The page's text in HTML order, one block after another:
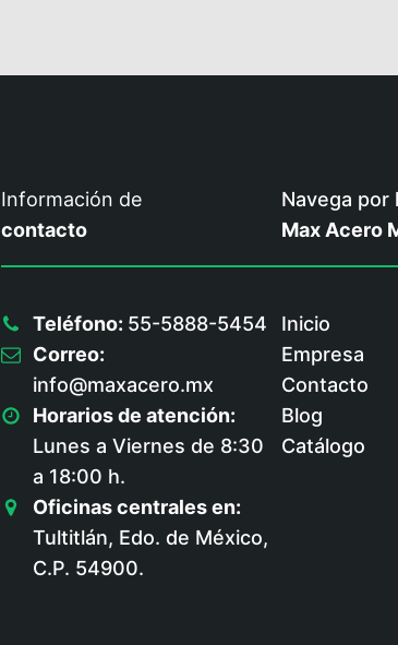
Información de
contacto
Teléfono: 55-5888-5454
Correo:
info@maxacero.mx
Horarios de atención:
Lunes a Viernes de 8:30
a 18:00 h.
Oficinas centrales en:
Tultitlán, Edo. de México,
C.P. 54900.
Navega por
Max Acero
Inicio
Empresa
Contacto
Blog
Catálogo